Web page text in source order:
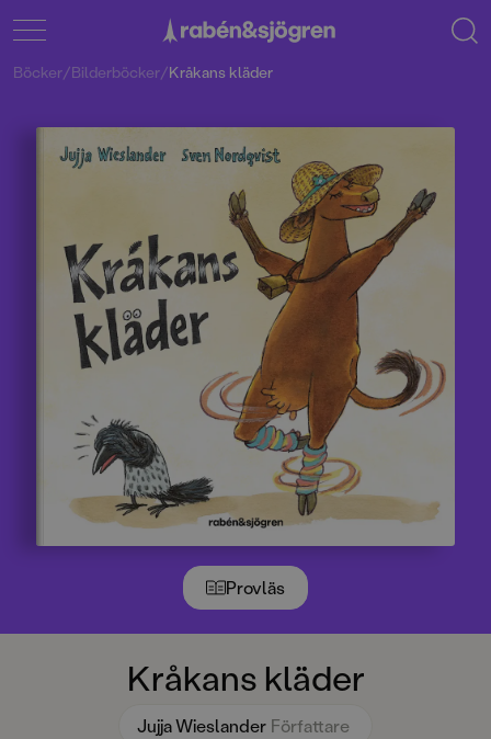
Provläs
Kråkans kläder
Jujja Wieslander Författare
Böcker/Bilderböcker/Kråkans kläder